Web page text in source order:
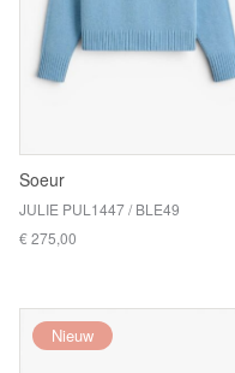
Soeur
JULIE PUL1447 / BLE49
€ 275,00
Nieuw